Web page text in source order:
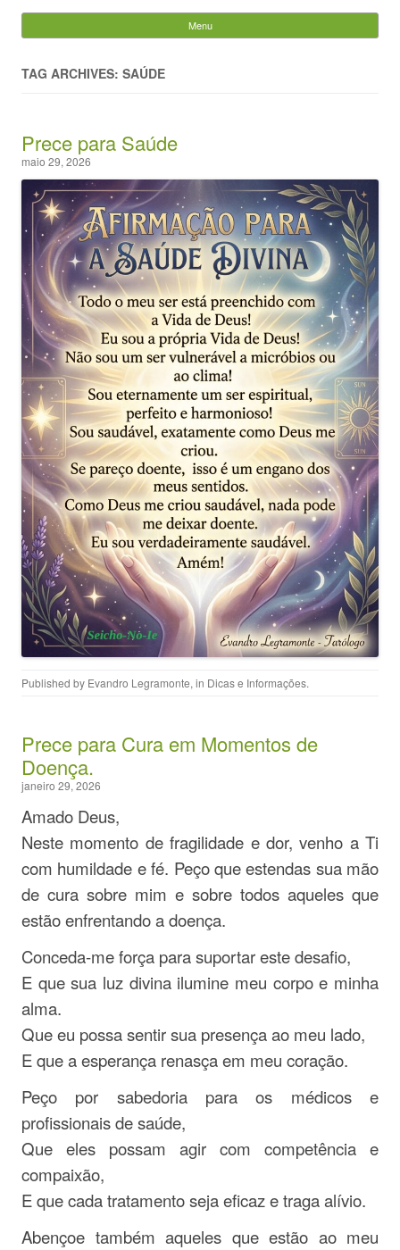
Evandro Legramonte
Menu
TAG ARCHIVES: SAÚDE
Prece para Saúde
maio 29, 2026
Published by Evandro Legramonte, in Dicas e Informações.
Prece para Cura em Momentos de
Doença.
janeiro 29, 2026
Amado Deus,
Neste momento de fragilidade e dor, venho a Ti
com humildade e fé. Peço que estendas sua mão
de cura sobre mim e sobre todos aqueles que
estão enfrentando a doença.
Conceda-me força para suportar este desafio,
E que sua luz divina ilumine meu corpo e minha
alma.
Que eu possa sentir sua presença ao meu lado,
E que a esperança renasça em meu coração.
Peço por sabedoria para os médicos e
profissionais de saúde,
Que eles possam agir com competência e
compaixão,
E que cada tratamento seja eficaz e traga alívio.
Abençoe também aqueles que estão ao meu